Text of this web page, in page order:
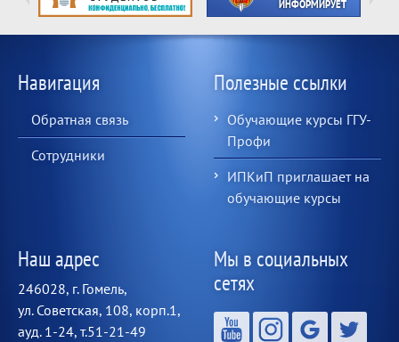
Навигация
Обратная связь
Сотрудники
Полезные ссылки
Обучающие курсы ГГУ-
Профи
ИПКиП приглашает на
обучающие курсы
Наш адрес
246028, г. Гомель,
ул. Советская, 108, корп.1,
ауд. 1-24, т.51-21-49
Мы в социальных
сетях